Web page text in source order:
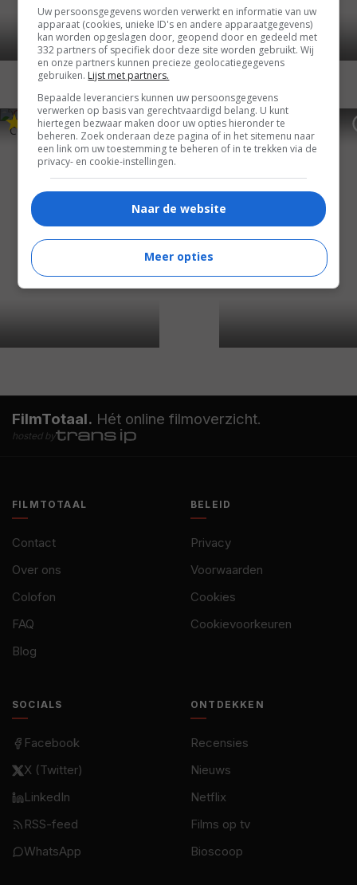
,1
Conan the Barbarian (1982) 4,5
Xanadu (1980)
FilmTotaal. Hét online filmoverzicht.
hosted by
FILMTOTAAL
Contact
Over ons
Colofon
FAQ
Blog
BELEID
Privacy
Voorwaarden
Cookies
Cookievoorkeuren
SOCIALS
Facebook
X (Twitter)
LinkedIn
RSS-feed
WhatsApp
ONTDEKKEN
Recensies
Nieuws
Netflix
Films op tv
Bioscoop
Uw persoonsgegevens worden verwerkt en informatie van uw
apparaat (cookies, unieke ID's en andere apparaatgegevens)
kan worden opgeslagen door, geopend door en gedeeld met
332 partners of specifiek door deze site worden gebruikt. Wij
en onze partners kunnen precieze geolocatiegegevens
gebruiken. Lijst met partners.
Bepaalde leveranciers kunnen uw persoonsgegevens
verwerken op basis van gerechtvaardigd belang. U kunt
hiertegen bezwaar maken door uw opties hieronder te
beheren. Zoek onderaan deze pagina of in het sitemenu naar
een link om uw toestemming te beheren of in te trekken via de
privacy- en cookie-instellingen.
Naar de website
Meer opties